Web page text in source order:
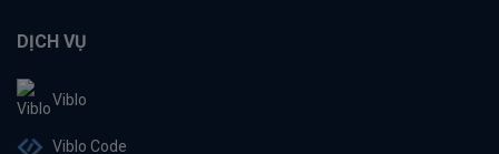
DỊCH VỤ
Viblo
Viblo Code